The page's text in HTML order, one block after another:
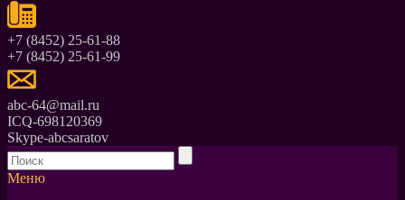
+7 (8452) 25-61-88
+7 (8452) 25-61-99
abc-64@mail.ru
ICQ-698120369
Skype-abcsaratov
Меню